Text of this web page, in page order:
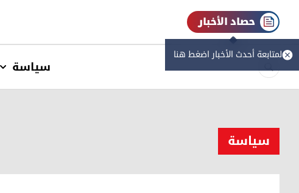
حصاد الأخبار
لمتابعة أحدث الأخبار اضغط هنا
سیاسة
سیاسة